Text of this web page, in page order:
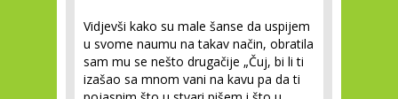
Vidjevši kako su male šanse da uspijem
u svome naumu na takav način, obratila
sam mu se nešto drugačije „Čuj, bi li ti
izašao sa mnom vani na kavu pa da ti